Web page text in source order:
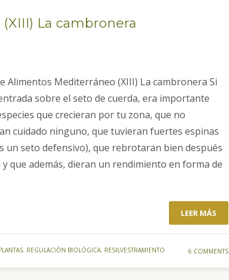
La cambronera
Alimentos Mediterráneo (XIII) La cambronera Si
sobre el seto de cuerda, era importante
que crecieran por tu zona, que no
cuidado ninguno, que tuvieran fuertes espinas
un seto defensivo), que rebrotaran bien después
que además, dieran un rendimiento en forma de
LEER MÁS
, REGULACIÓN BIOLÓGICA, RESILVESTRAMIENTO 6 COMMENTS